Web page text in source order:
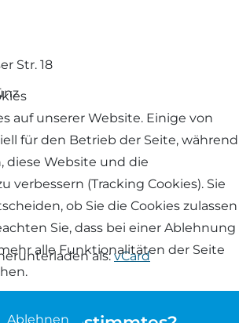
Str. 18
als: vCard
auf unserer Website. Einige von
für den Betrieb der Seite, während
diese Website und die
verbessern (Tracking Cookies). Sie
ob Sie die Cookies zulassen
Sie, dass bei einer Ablehnung
alle Funktionalitäten der Seite
Ablehnen
Zahnstellung
Schaf